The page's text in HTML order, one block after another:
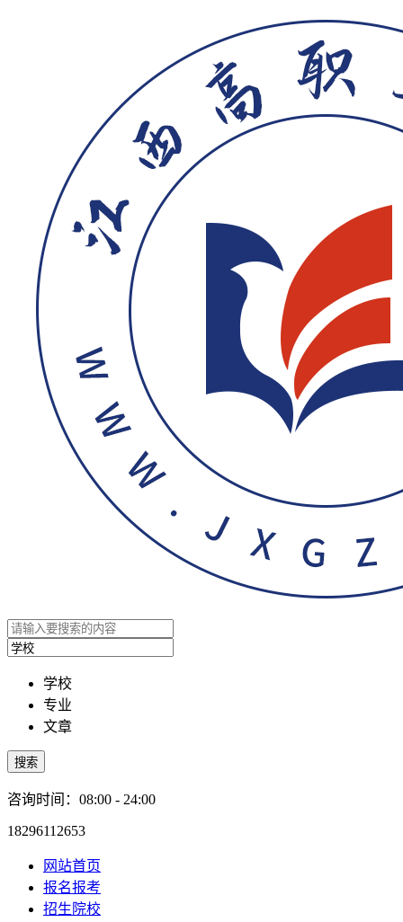
学校
专业
文章
搜索
咨询时间：08:00 - 24:00
18296112653
网站首页
报名报考
招生院校